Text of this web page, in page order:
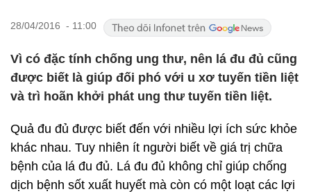
28/04/2016 - 11:00
Vì có đặc tính chống ung thư, nên lá đu đủ cũng
được biết là giúp đối phó với u xơ tuyến tiền liệt
và trì hoãn khởi phát ung thư tuyến tiền liệt.
Quả đu đủ được biết đến với nhiều lợi ích sức khỏe
khác nhau. Tuy nhiên ít người biết về giá trị chữa
bệnh của lá đu đủ. Lá đu đủ không chỉ giúp chống
dịch bệnh sốt xuất huyết mà còn có một loạt các lợi